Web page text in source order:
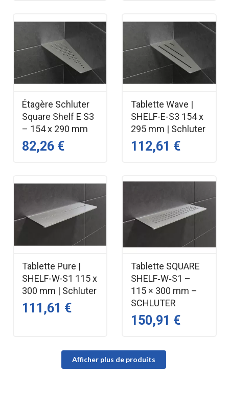
Étagère Schluter
Square Shelf E S3
– 154 x 290 mm
82,26 €
Tablette Wave |
SHELF-E-S3 154 x
295 mm | Schluter
112,61 €
Tablette Pure |
SHELF-W-S1 115 x
300 mm | Schluter
111,61 €
Tablette SQUARE
SHELF‑W‑S1 –
115 × 300 mm –
SCHLUTER
150,91 €
Afficher plus de produits